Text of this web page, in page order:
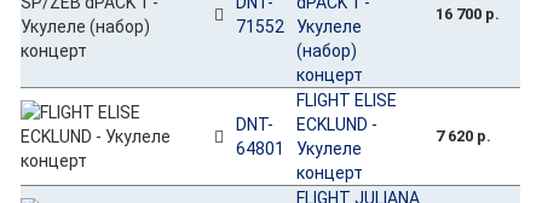
71552
Укулеле
(набор)
концерт
16 700 р.
DNT-
64801
FLIGHT ELISE
ECKLUND -
Укулеле
концерт
7 620 р.
FLIGHT JULIANA